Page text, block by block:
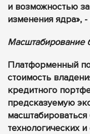
и возможностью
изменения ядра»,
Масштабирование
Платформенный
стоимость
кредитного
предсказуемую
технологических